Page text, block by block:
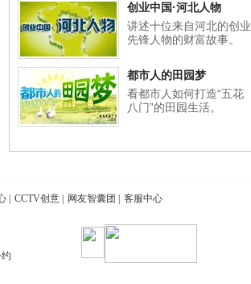
创业中国·河北人物
讲述十位来自河北的创业
先锋人物的财富故事。
都市人的田园梦
看都市人如何打造“五花
八门”的田园生活。
CCTV创意 网友智囊团 客服中心